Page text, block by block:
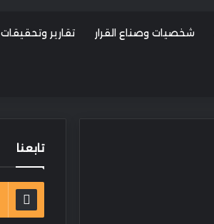
شخصيات وصناع القرار تقارير وتحقيقات
تابعنا